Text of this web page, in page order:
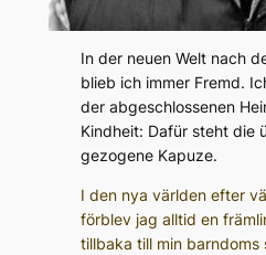
In der neuen Welt nach
blieb ich immer Fremd.
der abgeschlossenen
Kindheit: Dafür steht die
gezogene Kapuze.
I den nya världen efter
förblev jag alltid en
tillbaka till min barndoms